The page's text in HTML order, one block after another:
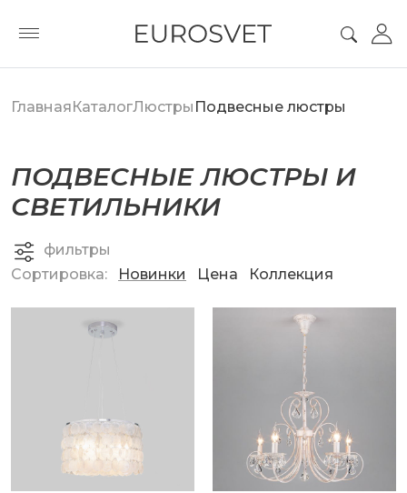
ГлавнаяКаталогЛюстры Подвесные люстры
ПОДВЕСНЫЕ ЛЮСТРЫ И
СВЕТИЛЬНИКИ
фильтры
Сортировка:
Новинки Цена Коллекция